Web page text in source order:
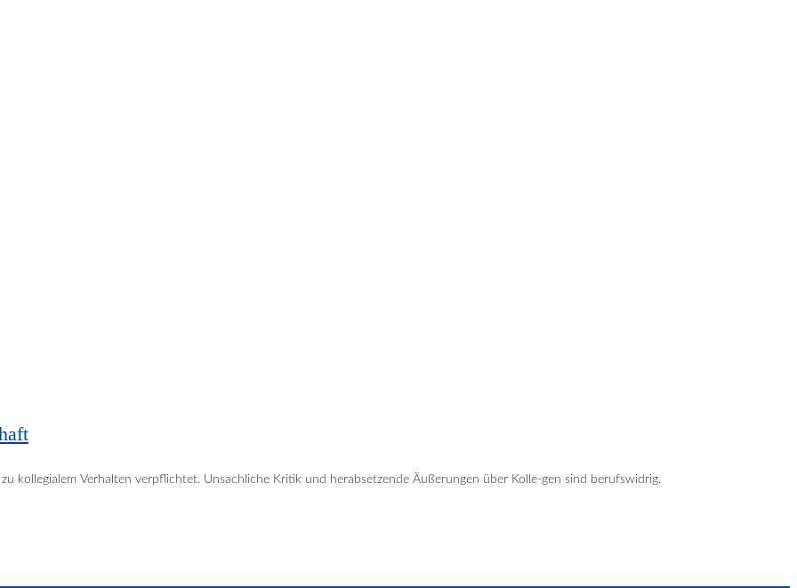
kollegialem Verhalten verpflichtet. Unsachliche Kritik und herabsetzende Äußerungen über Kolle-gen sind berufswidrig.